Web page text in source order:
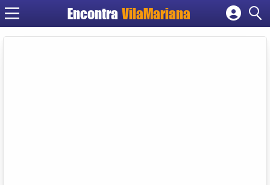
EncontraVilaMariana
Cadastrar empresa